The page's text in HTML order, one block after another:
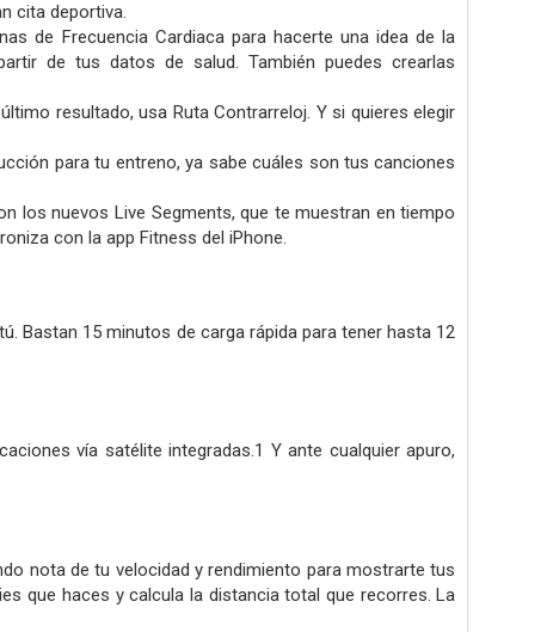
cita deportiva.
de Frecuencia Cardiaca para hacerte una idea de la
de tus datos de salud. También puedes crearlas
resultado, usa Ruta Contrarreloj. Y si quieres elegir
para tu entreno, ya sabe cuáles son tus canciones
los nuevos Live Segments, que te muestran en tiempo
con la app Fitness del iPhone.
Bastan 15 minutos de carga rápida para tener hasta 12
vía satélite integradas.1 Y ante cualquier apuro,
nota de tu velocidad y rendi­miento para mostrarte tus
que haces y calcula la distancia total que recorres. La